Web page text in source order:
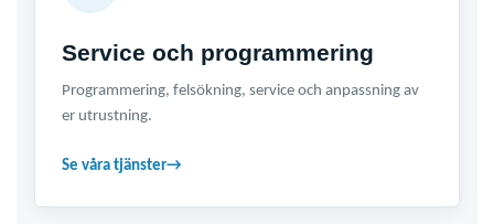
Service och programmering
Programmering, felsökning, service och anpassning av
er utrustning.
Se våra tjänster→